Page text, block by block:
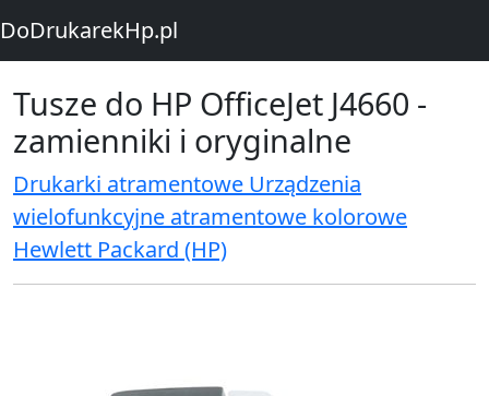
DoDrukarekHp.pl
Tusze do HP OfficeJet J4660 -
zamienniki i oryginalne
Drukarki atramentowe Urządzenia
wielofunkcyjne atramentowe kolorowe
Hewlett Packard (HP)